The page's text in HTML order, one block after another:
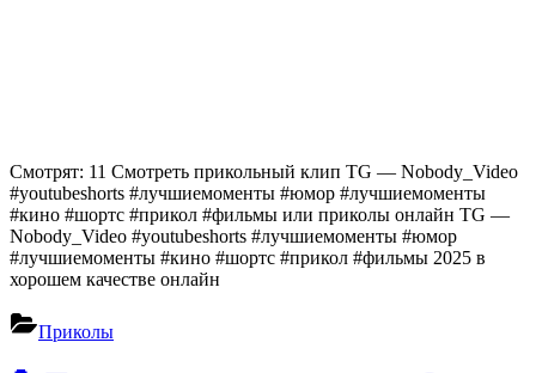
Смотрят: 11 Смотреть прикольный клип TG — Nobody_Video
#youtubeshorts #лучшиемоменты #юмор #лучшиемоменты
#кино #шортс #прикол #фильмы или приколы онлайн TG —
Nobody_Video #youtubeshorts #лучшиемоменты #юмор
#лучшиемоменты #кино #шортс #прикол #фильмы 2025 в
хорошем качестве онлайн
Приколы